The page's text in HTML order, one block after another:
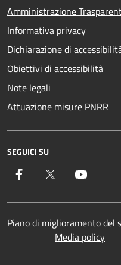
Amministrazione
Informativa privacy
Dichiarazione di
Obiettivi di accessibilità
Note legali
Attuazione misure PNRR
SEGUICI SU
Facebook Twitter
Piano di miglioramento del
Media policy